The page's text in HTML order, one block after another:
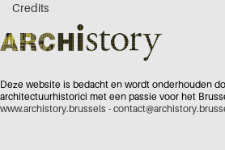
Credits
Deze website is bedacht en wordt onderhouden
architectuurhistorici met een passie voor het
www.archistory.brussels -